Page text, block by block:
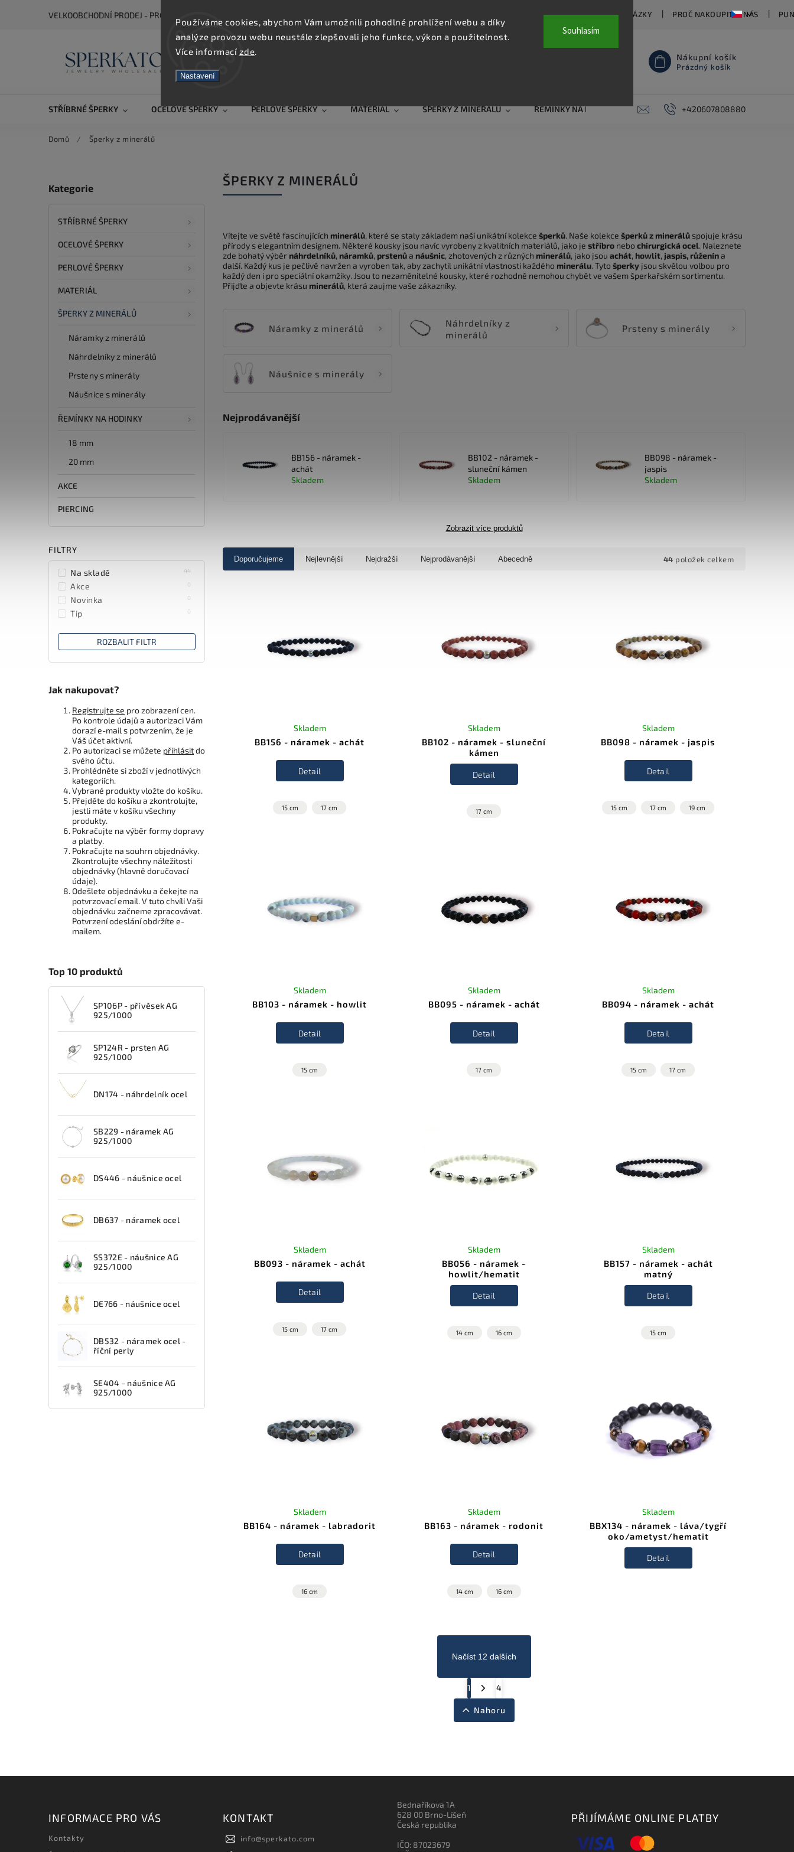
Používáme cookies, abychom Vám umožnili pohodlné prohlížení webu a díky
analýze provozu webu neustále zlepšovali jeho funkce, výkon a použitelnost.
Více informací zde.
Nastavení
Souhlasím
VELKOOBCHODNÍ PRODEJ - PRO ZOBRAZENÍ CEN SE REGISTRUJTE ČASTO KLADENÉ OTÁZKY PROČ NAKOUPIT U NÁS
Nákupní košík
Prázdný košík
STŘÍBRNÉ ŠPERKY OCELOVÉ ŠPERKY PERLOVÉ ŠPERKY MATERIÁL ŠPERKY Z MINERÁLŮ ŘEMÍNKY NA HODINKY AKCE PIERCING
+420607808880
Domů / Šperky z minerálů
Kategorie
STŘÍBRNÉ ŠPERKY
OCELOVÉ ŠPERKY
PERLOVÉ ŠPERKY
MATERIÁL
ŠPERKY Z MINERÁLŮ
Náramky z minerálů
Náhrdelníky z minerálů
Prsteny s minerály
Náušnice s minerály
ŘEMÍNKY NA HODINKY
18 mm
20 mm
AKCE
PIERCING
FILTRY
Na skladě 44
Akce 0
Novinka 0
Tip 0
ROZBALIT FILTR
Jak nakupovat?
Registrujte se pro zobrazení cen.
Po kontrole údajů a autorizaci Vám
dorazí e-mail s potvrzením, že je
Váš účet aktivní.
Po autorizaci se můžete přihlásitdo
svého účtu.
Prohlédněte si zboží v jednotlivých
kategoriích.
Vybrané produkty vložte do košíku.
Přejděte do košíku a zkontrolujte,
jestli máte v košíku všechny
produkty.
Pokračujte na výběr formy dopravy
a platby.
Pokračujte na souhrn objednávky.
Zkontrolujte všechny náležitosti
objednávky (hlavně doručovací
údaje).
Odešlete objednávku a čekejte na
potvrzovací email. V tuto chvíli Vaši
objednávku začneme zpracovávat.
Potvrzení odeslání obdržíte e-
mailem.
Top 10 produktů
SP106P - přívěsek AG
925/1000
SP124R - prsten AG
925/1000
DN174 - náhrdelník ocel
SB229 - náramek AG
925/1000
DS446 - náušnice ocel
DB637 - náramek ocel
SS372E - náušnice AG
925/1000
DE766 - náušnice ocel
DB532 - náramek ocel -
říční perly
SE404 - náušnice AG
925/1000
ŠPERKY Z MINERÁLŮ
Vítejte ve světě fascinujících minerálů, které se staly základem naší unikátní kolekce šperků. Naše kolekce šperků z minerálůspojuje krásu
přírody s elegantním designem. Některé kousky jsou navíc vyrobeny z kvalitních materiálů, jako je stříbro nebo chirurgická ocel. Naleznete
zde bohatý výběr náhrdelníků, náramků, prstenůa náušnic, zhotovených z různých minerálů, jako jsou achát, howlit, jaspis, růženína
další. Každý kus je pečlivě navržen a vyroben tak, aby zachytil unikátní vlastnosti každého minerálu. Tyto šperky jsou skvělou volbou pro
každý den i pro speciální okamžiky. Jsou to nezaměnitelné kousky, které rozhodně nemohou chybět ve vašem šperkařském sortimentu.
Přijďte a objevte krásu minerálů, která zaujme vaše zákazníky.
Náramky z minerálů
Náhrdelníky z
minerálů
Prsteny s minerály
Náušnice s minerály
Nejprodávanější
BB156 - náramek -
achát
Skladem
BB102 - náramek -
sluneční kámen
Skladem
BB098 - náramek -
jaspis
Skladem
Zobrazit více produktů
Doporučujeme Nejlevnější Nejdražší Nejprodávanější Abecedně 44 položek celkem
BB156 - náramek - achát
Skladem
Detail
15 cm 17 cm
BB102 - náramek - sluneční
kámen
Skladem
Detail
17 cm
BB098 - náramek - jaspis
Skladem
Detail
15 cm 17 cm 19 cm
BB103 - náramek - howlit
Skladem
Detail
15 cm
BB095 - náramek - achát
Skladem
Detail
17 cm
BB094 - náramek - achát
Skladem
Detail
15 cm 17 cm
BB093 - náramek - achát
Skladem
Detail
15 cm 17 cm
BB056 - náramek -
howlit/hematit
Skladem
Detail
14 cm 16 cm
BB157 - náramek - achát
matný
Skladem
Detail
15 cm
BB164 - náramek - labradorit
Skladem
Detail
16 cm
BB163 - náramek - rodonit
Skladem
Detail
14 cm 16 cm
BBX134 - náramek - láva/tygří
oko/ametyst/hematit
Skladem
Detail
Načíst 12 dalších
1 4
Nahoru
INFORMACE PRO VÁS
Kontakty
KONTAKT
info@sperkato.com
Bednaříkova 1A
628 00 Brno-Líšeň
Česká republika
IČO: 87023679
PŘIJÍMÁME ONLINE PLATBY